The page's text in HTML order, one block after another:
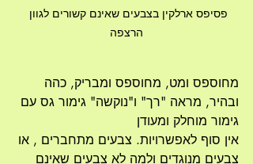
פסיפס ארלקין בצבעים שאינם קשורים לגוון
הרצפה
מחוספס ומט, מחוספס ומבריק, כהה
ובהיר, מראה "רך" ו"נוקשה" גימור גס עם
גימור מוחלק ומעודן
אין סוף לאפשרויות. צבעים מתחברים , או
צבעים מנוגדים ולמה לא צבעים שאינם